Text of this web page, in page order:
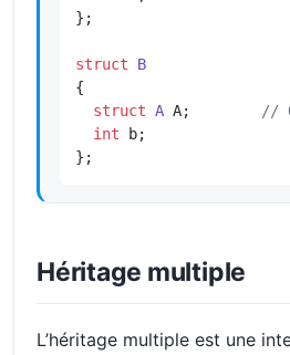
};
struct
B
{
struct A A;
//
int b;
};
Héritage multiple
L’héritage multiple est une